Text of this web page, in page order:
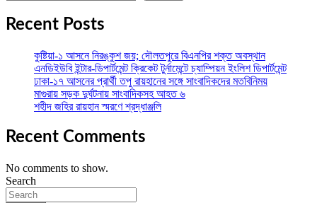
Recent Posts
কুষ্টিয়া-১ আসনে নিরঙ্কুশ জয়; দৌলতপুরে বিএনপির শক্ত অবস্থান
এনডিইউবি ইন্টার-ডিপার্টমেন্ট ক্রিকেট টুর্নামেন্টে চ্যাম্পিয়ন ইংলিশ ডিপার্টমেন্ট
ঢাকা-১৭ আসনের প্রার্থী তপু রায়হানের সঙ্গে সাংবাদিকদের মতবিনিময়
মাগুরায় সড়ক দুর্ঘটনায় সাংবাদিকসহ আহত ৬
শহীদ জহির রায়হান স্মরণে শ্রদ্ধাঞ্জলি
Recent Comments
No comments to show.
Search